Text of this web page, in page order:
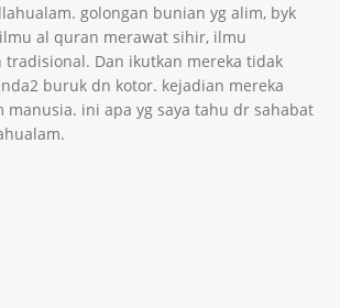
golongan bunian yg alim, byk
al quran merawat sihir, ilmu
tradisional. Dan ikutkan mereka tidak
buruk dn kotor. kejadian mereka
manusia. ini apa yg saya tahu dr sahabat